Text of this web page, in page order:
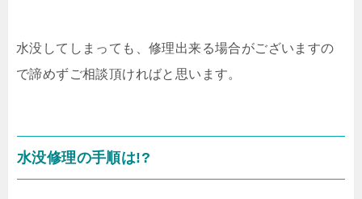
水没してしまっても、修理出来る場合がございますの
で諦めずご相談頂ければと思います。
水没修理の手順は!?